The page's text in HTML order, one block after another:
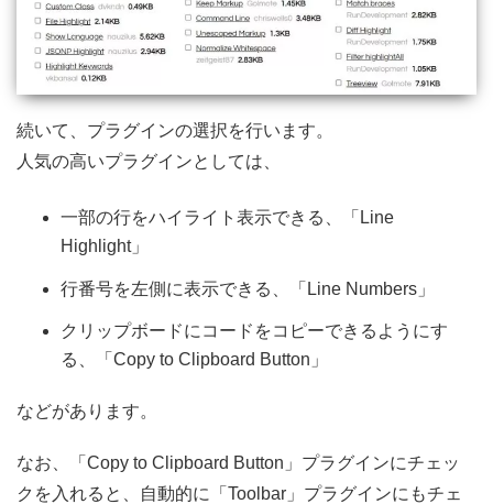
続いて、プラグインの選択を行います。
人気の高いプラグインとしては、
一部の行をハイライト表示できる、「Line
Highlight」
行番号を左側に表示できる、「Line Numbers」
クリップボードにコードをコピーできるようにす
る、「Copy to Clipboard Button」
などがあります。
なお、「Copy to Clipboard Button」プラグインにチェッ
クを入れると、自動的に「Toolbar」プラグインにもチェ